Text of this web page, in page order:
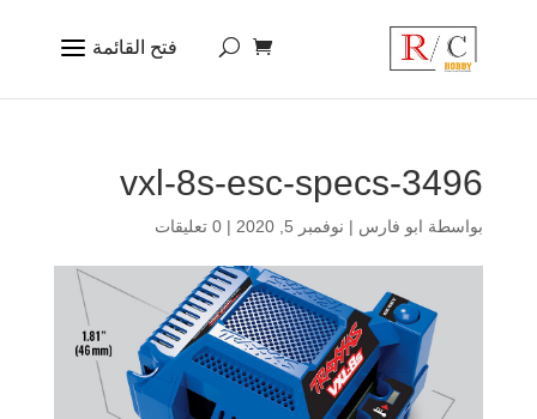
3496-vxl-8s-esc-specs
بواسطة ابو فارس | نوفمبر 5, 2020 | 0 تعليقات